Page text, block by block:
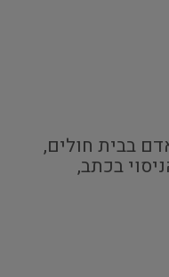
בבית חולים,
בכתב,